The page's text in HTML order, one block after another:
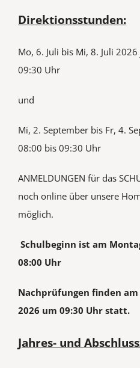
Direktionsstunden:
Mo, 6. Juli bis Mi, 8. Juli
09:30 Uhr
und
Mi, 2. September bis Fr, 4.
08:00 bis 09:30 Uhr
ANMELDUNGEN für das
noch online über unsere
möglich.
Schulbeginn ist am
08:00 Uhr
Nachprüfungen finden
2026 um 09:30 Uhr statt.
Jahres- und